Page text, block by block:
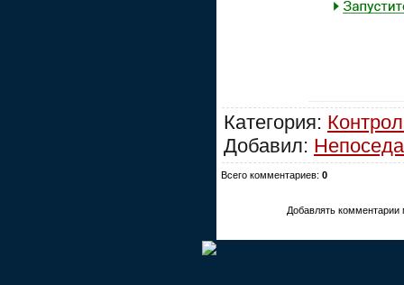
Категория:
Добавил: Непоседа
Всего комментариев: 0
Добавлять комментарии